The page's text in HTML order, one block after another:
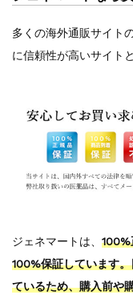
多くの海外通販サイト
に信頼性が高いサイト
ジェネマートは、 100%
100%保証しています
ているため、購入前や